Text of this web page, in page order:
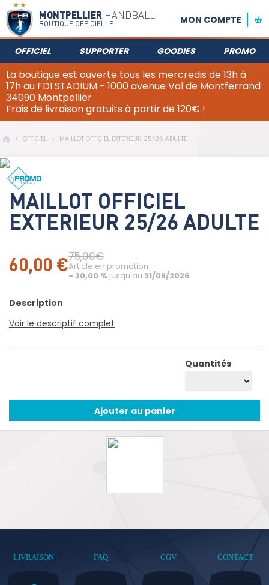
MONTPELLIERHANDBALL
BOUTIQUE OFFICIELLE MON COMPTE
OFFICIEL SUPPORTER GOODIES PROMO
La boutique est ouverte tous les mercredis de 13h à
17h au FDI STADIUM - 1000 avenue Val de Montferrand
34090 Montpellier
Frais de livraison gratuits à partir de 120€ !
> OFFICIEL > MAILLOT OFFICIEL EXTERIEUR 25/26 ADULTE
Officiel
MAILLOT OFFICIEL
EXTERIEUR 25/26 ADULTE
60,00 €
75,00€
Article en promotion
- 20,00 % jusqu'au 31/08/2026
Description
Voir le descriptif complet
Quantités
Ajouter au panier
LIVRAISON FAQ CGV CONTACT